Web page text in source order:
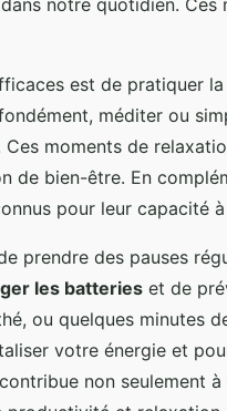
dans notre quotidien. Ces
est de pratiquer
méditer ou
Ces moments de
de bien-être. En
pour leur capacité
prendre des pauses
les batteries et de
ou quelques minutes
votre énergie et
non seulement